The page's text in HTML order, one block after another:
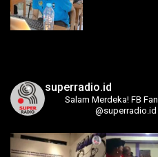
superradio.id
Salam Merdeka! FB
@superradio.id